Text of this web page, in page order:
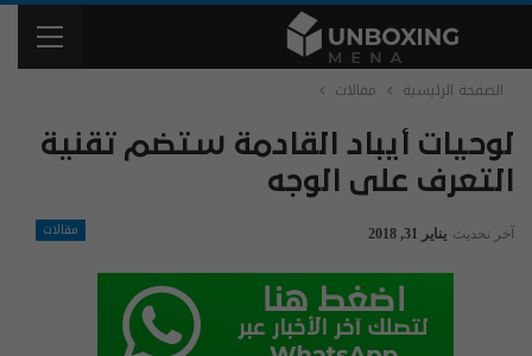
الصفحة الرئيسية مقالات
لوحيات أيباد القادمة ستضم تقنية
التعرف على الوجه
مقالات آخر تحديث يناير 31, 2018